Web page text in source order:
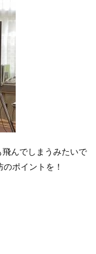
飛んでしまうみたいで
ポイントを！